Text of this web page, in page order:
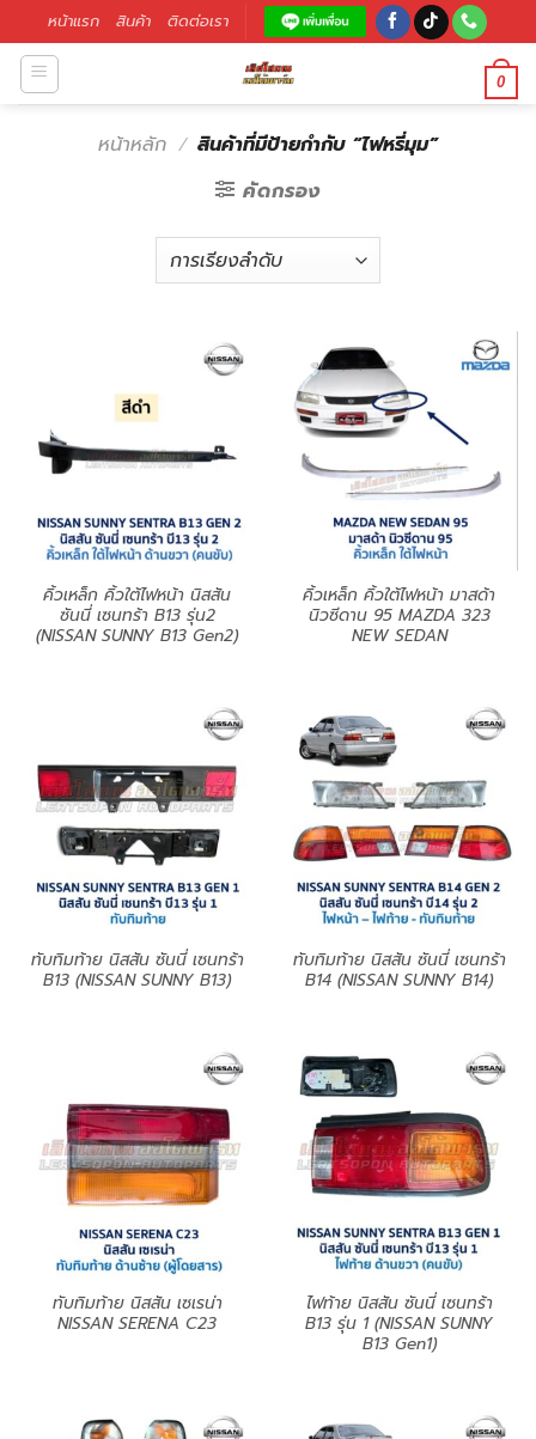
หน้าแรก สินค้า ติดต่อเรา
0
หน้าหลัก / สินค้าที่มีป้ายกำกับ “ไฟหรี่มุม”
คัดกรอง
คิ้วเหล็ก คิ้วใต้ไฟหน้า นิสสัน
ซันนี่ เซนทร้า B13 รุ่น2
(NISSAN SUNNY B13 Gen2)
คิ้วเหล็ก คิ้วใต้ไฟหน้า มาสด้า
นิวซีดาน 95 MAZDA 323
NEW SEDAN
ทับทิมท้าย นิสสัน ซันนี่ เซนทร้า
B13 (NISSAN SUNNY B13)
ทับทิมท้าย นิสสัน ซันนี่ เซนทร้า
B14 (NISSAN SUNNY B14)
ทับทิมท้าย นิสสัน เซเรน่า
NISSAN SERENA C23
ไฟท้าย นิสสัน ซันนี่ เซนทร้า
B13 รุ่น 1 (NISSAN SUNNY
B13 Gen1)